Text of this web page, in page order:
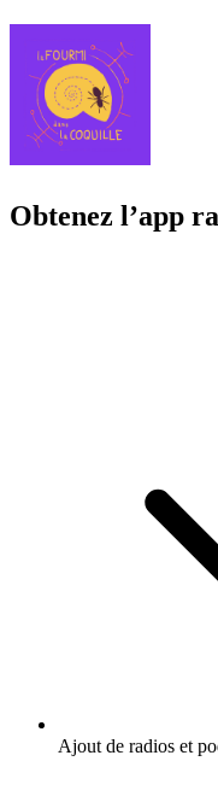
Obtenez l’app
Ajout de radios et